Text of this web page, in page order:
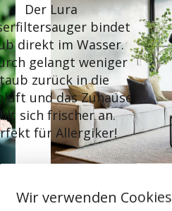
Der Lura
bindet
direkt im Wasser.
gelangt weniger
zurück in die
und das Zuhause
sich frischer an.
für Allergiker!
Wir verwenden Cookies